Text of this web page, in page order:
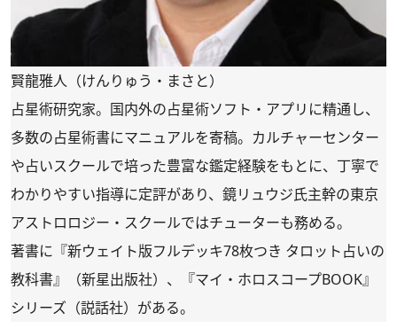
賢龍雅人（けんりゅう・まさと）
占星術研究家。国内外の占星術ソフト・アプリに精通し、
多数の占星術書にマニュアルを寄稿。カルチャーセンター
や占いスクールで培った豊富な鑑定経験をもとに、丁寧で
わかりやすい指導に定評があり、鏡リュウジ氏主幹の東京
アストロロジー・スクールではチューターも務める。
著書に『新ウェイト版フルデッキ78枚つき タロット占いの
教科書』（新星出版社）、『マイ・ホロスコープBOOK』
シリーズ（説話社）がある。